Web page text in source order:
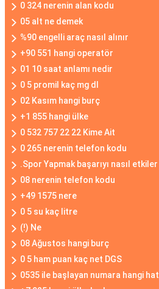
0 324 nerenin alan kodu
05 alt ne demek
%90 engelli araç nasıl alınır
+90 551 hangi operatör
01 10 saat anlamı nedir
0 5 promil kaç mg dl
02 Kasım hangi burç
+1 855 hangi ülke
0 532 757 22 22 Kime Ait
0 265 nerenin telefon kodu
.Spor Yapmak başarıyı nasıl etkiler
08 nerenin telefon kodu
+49 1575 nere
0 5 su kaç litre
(!) Ne
08 Ağustos hangi burç
0 5 ham puan kaç net DGS
0535 ile başlayan numara hangi hat